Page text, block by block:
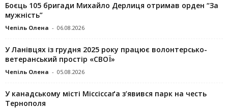
Боєць 105 бригади Михайло Дерлиця отримав орден “За
мужність”
Чепіль Олена - 06.08.2026
У Ланівцях із грудня 2025 року працює волонтерсько-
ветеранський простір «СВОЇ»
Чепіль Олена - 05.08.2026
У канадському місті Міссіссаґа з’явився парк на честь
Тернополя